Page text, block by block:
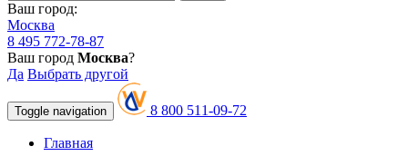
Ваш город:
Москва
8 495 772-78-87
Ваш город Москва?
Да Выбрать другой
Toggle navigation 8 800 511-09-72
Главная